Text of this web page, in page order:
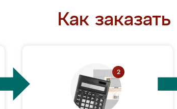
Как заказать